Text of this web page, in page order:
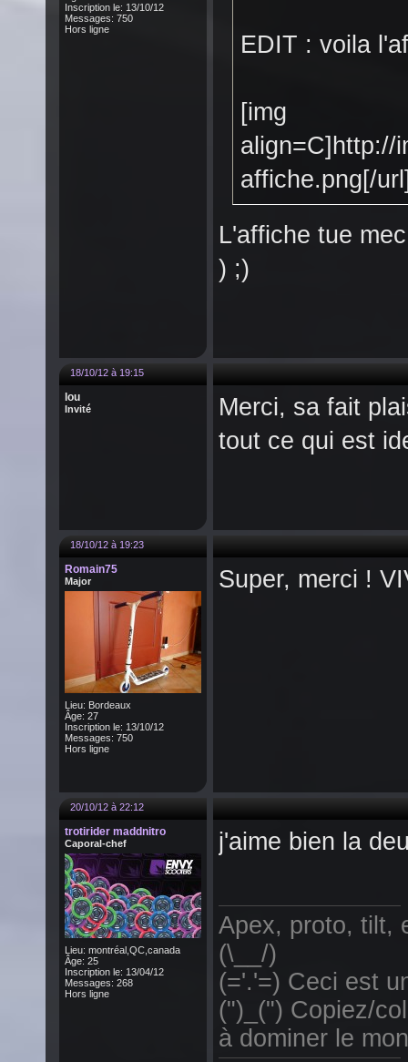
Inscription le: 13/10/12
Messages: 750
Hors ligne
EDIT : voila
[img
align=C]http://
affiche.png[/
L'affiche tue
) ;)
18/10/12 à 19:15
lou
Invité
Merci, sa fait
tout ce qui est
18/10/12 à 19:23
Romain75
Major
Lieu: Bordeaux
Âge: 27
Inscription le: 13/10/12
Messages: 750
Hors ligne
Super, merci !
20/10/12 à 22:12
trotirider maddnitro
Caporal-chef
Lieu: montréal,QC,canada
Âge: 25
Inscription le: 13/04/12
Messages: 268
Hors ligne
j'aime bien la
Apex, proto, tilt,
(\__/)
(='.'=) Ceci est
(")_(") Copiez/
à dominer le